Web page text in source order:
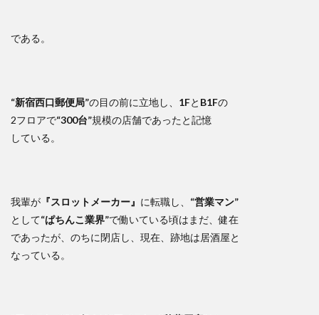
である。
“新宿西口郵便局”の目の前に立地し、 1Fと B1Fの
2フロアで“300台”規模の店舗であったと記憶
している。
我輩が 『スロットメーカー』 に転職し、 “営業マン”
として“ぱちんこ業界”で働いている頃はまだ、健在
であったが、のちに閉店し、現在、跡地は居酒屋と
なっている。